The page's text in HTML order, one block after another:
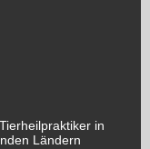
in
Ländern